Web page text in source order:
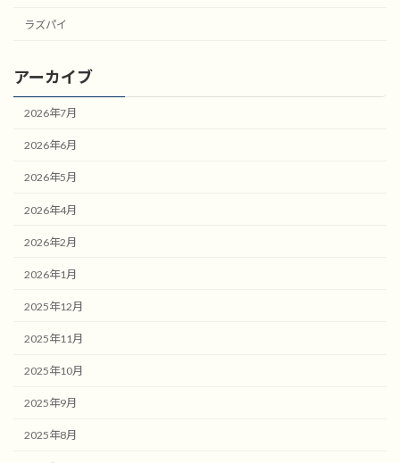
ラズパイ
アーカイブ
2026年7月
2026年6月
2026年5月
2026年4月
2026年2月
2026年1月
2025年12月
2025年11月
2025年10月
2025年9月
2025年8月